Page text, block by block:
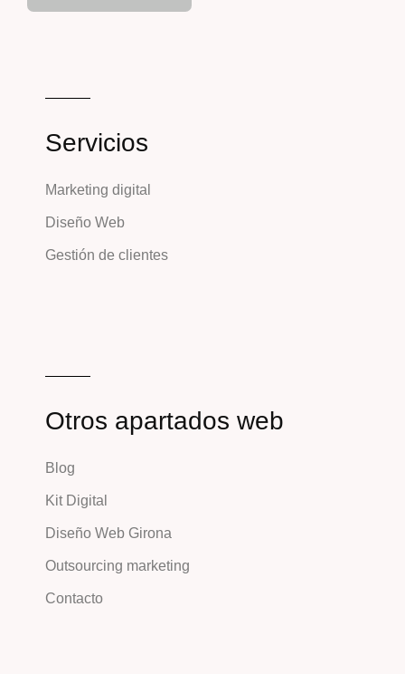
Servicios
Marketing digital
Diseño Web
Gestión de clientes
Otros apartados web
Blog
Kit Digital
Diseño Web Girona
Outsourcing marketing
Contacto